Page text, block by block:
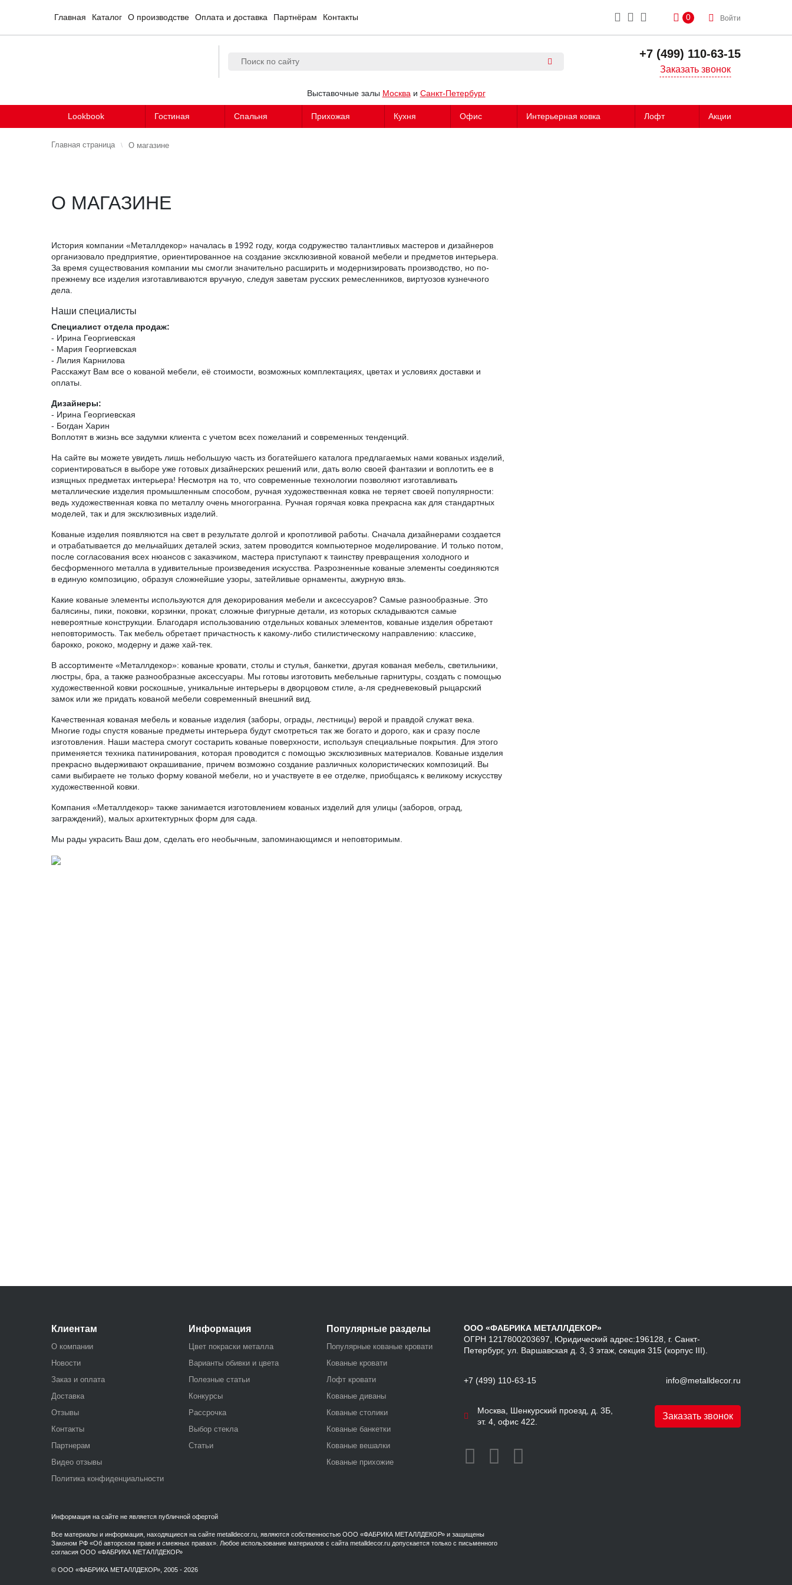
Главная Каталог О производстве Оплата и доставка Партнёрам Контакты 0 Войти
+7 (499) 110-63-15
Заказать звонок
Выставочные залы Москва и Санкт-Петербург
Lookbook Гостиная Спальня Прихожая Кухня Офис Интерьерная ковка Лофт Акции
Главная страница О магазине
О МАГАЗИНЕ
История компании «Металлдекор» началась в 1992 году, когда содружество талантливых мастеров и дизайнеров
организовало предприятие, ориентированное на создание эксклюзивной кованой мебели и предметов интерьера.
За время существования компании мы смогли значительно расширить и модернизировать производство, но по‐
прежнему все изделия изготавливаются вручную, следуя заветам русских ремесленников, виртуозов кузнечного
дела.
Наши специалисты
Специалист отдела продаж:
- Ирина Георгиевская
- Мария Георгиевская
- Лилия Карнилова
Расскажут Вам все о кованой мебели, её стоимости, возможных комплектациях, цветах и условиях доставки и
оплаты.
Дизайнеры:
- Ирина Георгиевская
- Богдан Харин
Воплотят в жизнь все задумки клиента с учетом всех пожеланий и современных тенденций.
На сайте вы можете увидеть лишь небольшую часть из богатейшего каталога предлагаемых нами кованых изделий,
сориентироваться в выборе уже готовых дизайнерских решений или, дать волю своей фантазии и воплотить ее в
изящных предметах интерьера! Несмотря на то, что современные технологии позволяют изготавливать
металлические изделия промышленным способом, ручная художественная ковка не теряет своей популярности:
ведь художественная ковка по металлу очень многогранна. Ручная горячая ковка прекрасна как для стандартных
моделей, так и для эксклюзивных изделий.
Кованые изделия появляются на свет в результате долгой и кропотливой работы. Сначала дизайнерами создается
и отрабатывается до мельчайших деталей эскиз, затем проводится компьютерное моделирование. И только потом,
после согласования всех нюансов с заказчиком, мастера приступают к таинству превращения холодного и
бесформенного металла в удивительные произведения искусства. Разрозненные кованые элементы соединяются
в единую композицию, образуя сложнейшие узоры, затейливые орнаменты, ажурную вязь.
Какие кованые элементы используются для декорирования мебели и аксессуаров? Самые разнообразные. Это
балясины, пики, поковки, корзинки, прокат, сложные фигурные детали, из которых складываются самые
невероятные конструкции. Благодаря использованию отдельных кованых элементов, кованые изделия обретают
неповторимость. Так мебель обретает причастность к какому‐либо стилистическому направлению: классике,
барокко, рококо, модерну и даже хай‐тек.
В ассортименте «Металлдекор»: кованые кровати, столы и стулья, банкетки, другая кованая мебель, светильники,
люстры, бра, а также разнообразные аксессуары. Мы готовы изготовить мебельные гарнитуры, создать с помощью
художественной ковки роскошные, уникальные интерьеры в дворцовом стиле, а‐ля средневековый рыцарский
замок или же придать кованой мебели современный внешний вид.
Качественная кованая мебель и кованые изделия (заборы, ограды, лестницы) верой и правдой служат века.
Многие годы спустя кованые предметы интерьера будут смотреться так же богато и дорого, как и сразу после
изготовления. Наши мастера смогут состарить кованые поверхности, используя специальные покрытия. Для этого
применяется техника патинирования, которая проводится с помощью эксклюзивных материалов. Кованые изделия
прекрасно выдерживают окрашивание, причем возможно создание различных колористических композиций. Вы
сами выбираете не только форму кованой мебели, но и участвуете в ее отделке, приобщаясь к великому искусству
художественной ковки.
Компания «Металлдекор» также занимается изготовлением кованых изделий для улицы (заборов, оград,
заграждений), малых архитектурных форм для сада.
Мы рады украсить Ваш дом, сделать его необычным, запоминающимся и неповторимым.
Клиентам
О компании
Новости
Заказ и оплата
Доставка
Отзывы
Контакты
Партнерам
Видео отзывы
Политика конфиденциальности
Информация
Цвет покраски металла
Варианты обивки и цвета
Полезные статьи
Конкурсы
Рассрочка
Выбор стекла
Статьи
Популярные разделы
Популярные кованые кровати
Кованые кровати
Лофт кровати
Кованые диваны
Кованые столики
Кованые банкетки
Кованые вешалки
Кованые прихожие
ООО «ФАБРИКА МЕТАЛЛДЕКОР»
ОГРН 1217800203697, Юридический адрес:196128, г. Санкт-
Петербург, ул. Варшавская д. 3, 3 этаж, секция 315 (корпус III).
+7 (499) 110-63-15 info@metalldecor.ru
Москва, Шенкурский проезд, д. 3Б,
эт. 4, офис 422.
Заказать звонок
Информация на сайте не является публичной офертой
Все материалы и информация, находящиеся на сайте metalldecor.ru, являются собственностью ООО «ФАБРИКА МЕТАЛЛДЕКОР» и защищены
Законом РФ «Об авторском праве и смежных правах». Любое использование материалов с сайта metalldecor.ru допускается только с письменного
согласия ООО «ФАБРИКА МЕТАЛЛДЕКОР»
© ООО «ФАБРИКА МЕТАЛЛДЕКОР», 2005 - 2026